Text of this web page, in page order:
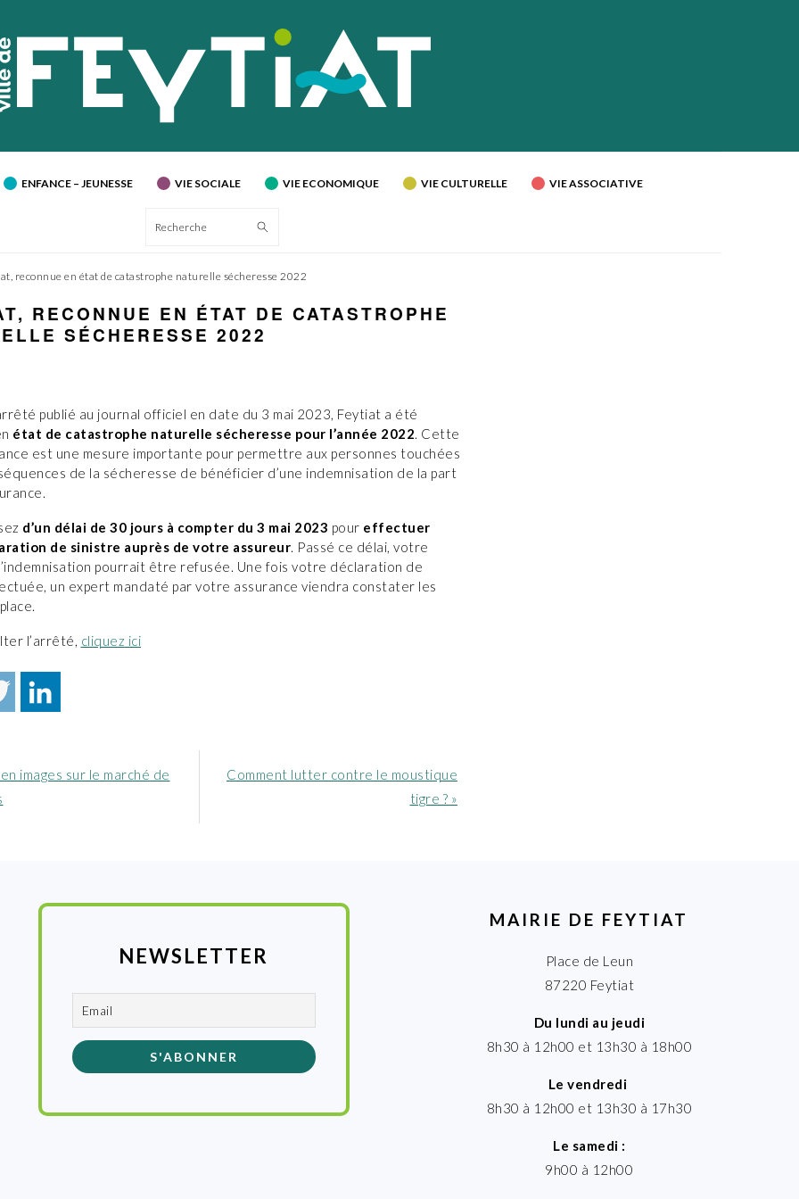
ENFANCE – JEUNESSE VIE SOCIALE VIE ECONOMIQUE VIE CULTURELLE VIE ASSOCIATIVE
Recherche
reconnue en état de catastrophe naturelle sécheresse 2022
RECONNUE EN ÉTAT DE CATASTROPHE
SÉCHERESSE 2022
publié au journal officiel en date du 3 mai 2023, Feytiat a été
état de catastrophe naturelle sécheresse pour l’année 2022. Cette
est une mesure importante pour permettre aux personnes touchées
de la sécheresse de bénéficier d’une indemnisation de la part
d’un délai de 30 jours à compter du 3 mai 2023 pour effectuer
de sinistre auprès de votre assureur. Passé ce délai, votre
pourrait être refusée. Une fois votre déclaration de
un expert mandaté par votre assurance viendra constater les
l’arrêté, cliquez ici
images sur le marché de
Article
Comment lutter contre le moustique
tigre ? »
NEWSLETTER
MAIRIE DE FEYTIAT
Place de Leun
87220 Feytiat
Du lundi au jeudi
8h30 à 12h00 et 13h30 à 18h00
Le vendredi
8h30 à 12h00 et 13h30 à 17h30
Le samedi :
9h00 à 12h00